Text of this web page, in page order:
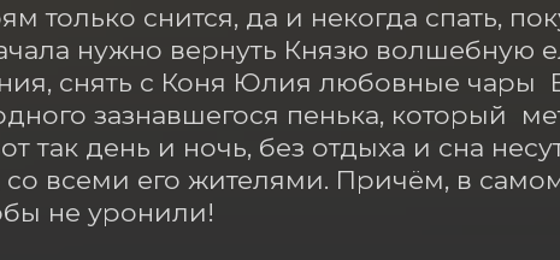
только снится, да и некогда спать,
нужно вернуть Князю волшебную
снять с Коня Юлия любовные чары
зазнавшегося пенька, который
так день и ночь, без отдыха и сна
со всеми его жителями. Причём, в
не уронили!